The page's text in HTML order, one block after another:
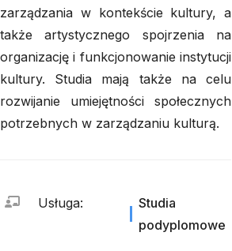
zarządzania w kontekście kultury, a
także artystycznego spojrzenia na
organizację i funkcjonowanie instytucji
kultury. Studia mają także na celu
rozwijanie umiejętności społecznych
potrzebnych w zarządzaniu kulturą.
Usługa:
Studia
podyplomowe